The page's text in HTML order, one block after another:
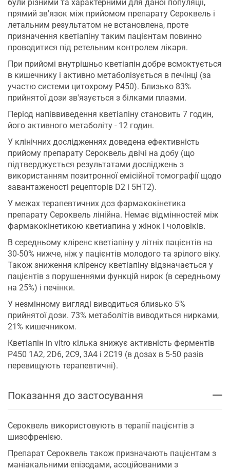
були різними та характерними для даної популяції,
прямий зв'язок між прийомом препарату Сероквель і
летальним результатом не встановлена, проте
призначення кветіапіну таким пацієнтам повинно
проводитися під ретельним контролем лікаря.
При прийомі внутрішньо кветіапін добре всмоктується
в кишечнику і активно метаболізується в печінці (за
участю системи цитохрому Р450). Близько 83%
прийнятої дози зв'язується з білками плазми.
Період напіввиведення кветіапіну становить 7 годин,
його активного метаболіту - 12 годин.
У клінічних дослідженнях доведена ефективність
прийому препарату Сероквель двічі на добу (що
підтверджується результатами досліджень з
використанням позитронної емісійної томографії щодо
завантаженості рецепторів D2 і 5HT2).
У межах терапевтичних доз фармакокінетика
препарату Сероквель лінійна. Немає відмінностей між
фармакокінетикою кветиапина у жінок і чоловіків.
В середньому кліренс кветіапіну у літніх пацієнтів на
30-50% нижче, ніж у пацієнтів молодого та зрілого віку.
Також зниження кліренсу кветіапіну відзначається у
пацієнтів з порушеннями функцій нирок (в середньому
на 25%) і печінки.
У незмінному вигляді виводиться близько 5%
прийнятої дози. 73% метаболітів виводиться нирками,
21% кишечником.
Кветіапін in vitro кілька знижує активність ферментів
Р450 1А2, 2D6, 2C9, 3A4 і 2C19 (в дозах в 5-50 разів
перевищують терапевтичні).
Показання до застосування
Сероквель використовують в терапії пацієнтів з
шизофренією.
Препарат Сероквель також призначають пацієнтам з
маніакальними епізодами, асоційованими з